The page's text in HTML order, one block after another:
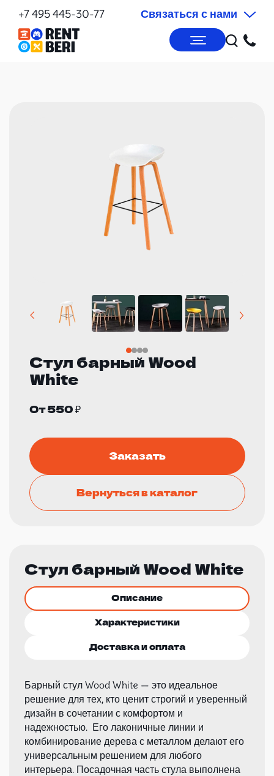
+7 495 445-30-77 Связаться с нами
Стул барный Wood
White
От 550 ₽
Заказать
Вернуться в каталог
Стул барный Wood White
Описание
Характеристики
Доставка и оплата
Барный стул Wood White — это идеальное
решение для тех, кто ценит строгий и уверенный
дизайн в сочетании с комфортом и
надежностью. Его лаконичные линии и
комбинирование дерева с металлом делают его
универсальным решением для любого
интерьера. Посадочная часть стула выполнена